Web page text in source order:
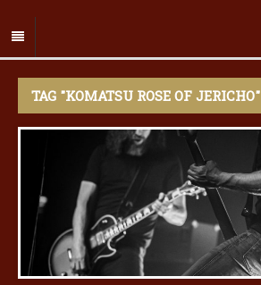
TAG "KOMATSU ROSE OF JERICHO"